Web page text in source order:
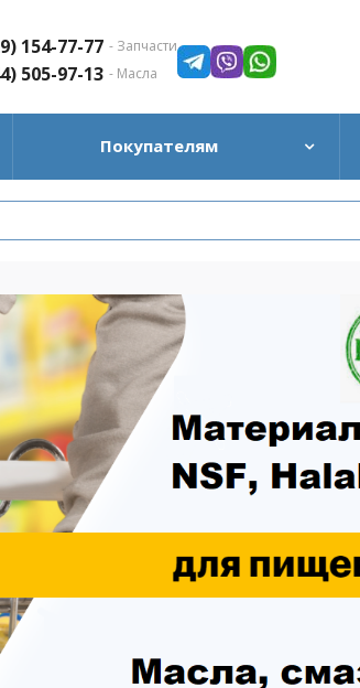
154-77-77 - Запчасти
505-97-13 - Масла
Покупателям